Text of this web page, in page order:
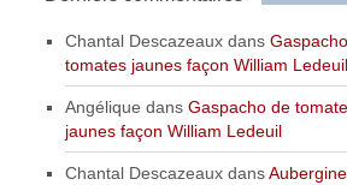
Chantal Descazeaux dans
tomates jaunes façon William Ledeuil
Angélique dansGaspacho de
jaunes façon William Ledeuil
Chantal Descazeaux dans